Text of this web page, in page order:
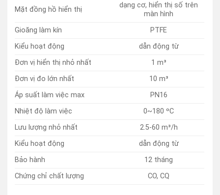
Mặt đồng hồ hiển thị
dạng cơ, hiển thị số trên
màn hình
Gioăng làm kín
PTFE
Kiểu hoạt động
dẫn động từ
Đơn vị hiển thị nhỏ nhất
1 m³
Đơn vị đo lớn nhất
10 m³
Áp suất làm việc max
PN16
Nhiệt độ làm việc
0~180 ºC
Lưu lượng nhỏ nhất
2.5-60 m³/h
Kiểu hoạt động
dẫn động từ
Bảo hành
12 tháng
Chứng chỉ chất lượng
CO, CQ